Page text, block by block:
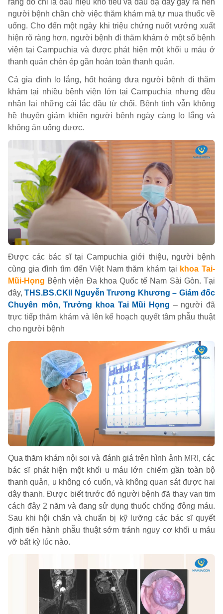
rằng đó chỉ là dấu hiệu khó tiêu và đau dạ dày gây ra nên
người bệnh chần chờ việc thăm khám mà tự mua thuốc về
uống. Cho đến một ngày khi triệu chứng nuốt vướng xuất
hiện rõ ràng hơn, người bệnh đi thăm khám ở một số bệnh
viện tại Campuchia và được phát hiện một khối u máu ở
thanh quản chèn ép gần hoàn toàn thanh quản.
Cả gia đình lo lắng, hốt hoảng đưa người bệnh đi thăm
khám tại nhiều bệnh viện lớn tại Campuchia nhưng đều
nhận lại những cái lắc đầu từ chối. Bệnh tình vẫn không
hề thuyên giảm khiến người bệnh ngày càng lo lắng và
không ăn uống được.
Được các bác sĩ tại Campuchia giới thiệu, người bệnh
cùng gia đình tìm đến Việt Nam thăm khám tại khoa Tai-
Mũi-Họng Bệnh viện Đa khoa Quốc tế Nam Sài Gòn. Tại
đây,THS.BS.CKII Nguyễn Trương Khương – Giám đốc
Chuyên môn, Trưởng khoa Tai Mũi Họng – người đã
trực tiếp thăm khám và lên kế hoạch quyết tâm phẫu thuật
cho người bệnh
Qua thăm khám nội soi và đánh giá trên hình ảnh MRI, các
bác sĩ phát hiện một khối u máu lớn chiếm gần toàn bộ
thanh quản, u không có cuốn, và không quan sát được hai
dây thanh. Được biết trước đó người bệnh đã thay van tim
cách đây 2 năm và đang sử dụng thuốc chống đông máu.
Sau khi hội chẩn và chuẩn bị kỹ lưỡng các bác sĩ quyết
định tiến hành phẫu thuật sớm tránh nguy cơ khối u máu
vỡ bất kỳ lúc nào.